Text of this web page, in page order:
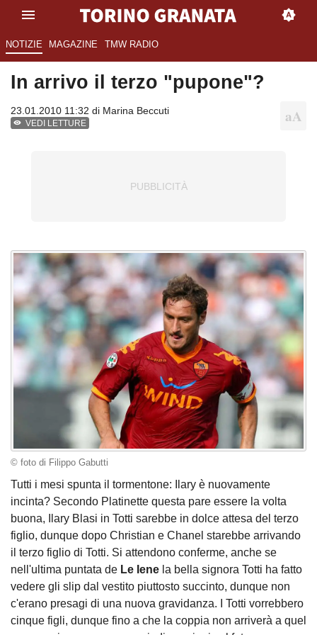
NOTIZIE MAGAZINE TMW RADIO
In arrivo il terzo "pupone"?
23.01.2010 11:32 di Marina Beccuti
VEDI LETTURE
© foto di Filippo Gabutti
Tutti i mesi spunta il tormentone: Ilary è nuovamente
incinta? Secondo Platinette questa pare essere la volta
buona, Ilary Blasi in Totti sarebbe in dolce attesa del terzo
figlio, dunque dopo Christian e Chanel starebbe arrivando
il terzo figlio di Totti. Si attendono conferme, anche se
nell'ultima puntata de Le Iene la bella signora Totti ha fatto
vedere gli slip dal vestito piuttosto succinto, dunque non
c'erano presagi di una nuova gravidanza. I Totti vorrebbero
cinque figli, dunque fino a che la coppia non arriverà a quel